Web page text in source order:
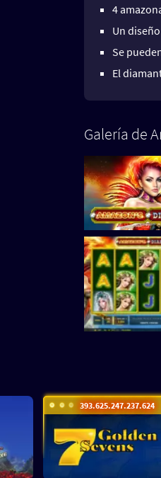
4
Un
Se
El
Galería de
393.625.251.369.563